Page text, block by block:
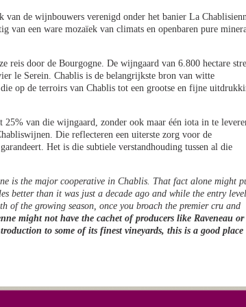
de wijnbouwers verenigd onder het banier La
een ware mozaïek van climats en openbaren pure
reis door de Bourgogne. De wijngaard van 6.800 hectare
le Serein. Chablis is de belangrijkste bron van witte
op de terroirs van Chablis tot een grootse en fijne
van die wijngaard, zonder ook maar één iota in te
Die reflecteren een uiterste zorg voor de
Het is die subtiele verstandhouding tussen al die
is the major cooperative in Chablis. That fact alone might
better than it was just a decade ago and while the entry level
of the growing season, once you broach the premier cru and
might not have the cachet of producers like Raveneau or
to some of its finest vineyards, this is a good place